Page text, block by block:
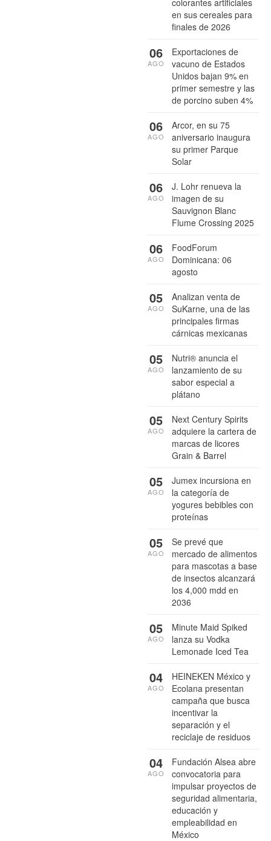
en sus cereales para
finales de 2026
Exportaciones de
vacuno de Estados
Unidos bajan 9% en
primer semestre y las
de porcino suben 4%
06
AGO
Arcor, en su 75
aniversario inaugura
su primer Parque
Solar
06
AGO
J. Lohr renueva la
imagen de su
Sauvignon Blanc
Flume Crossing 2025
06
AGO
FoodForum
Dominicana: 06
agosto
06
AGO
Analizan venta de
SuKarne, una de las
principales firmas
cárnicas mexicanas
05
AGO
Nutri® anuncia el
lanzamiento de su
sabor especial a
plátano
05
AGO
Next Century Spirits
adquiere la cartera de
marcas de licores
Grain & Barrel
05
AGO
Jumex incursiona en
la categoría de
yogures bebibles con
proteínas
05
AGO
Se prevé que
mercado de alimentos
para mascotas a base
de insectos alcanzará
los 4,000 mdd en
2036
05
AGO
Minute Maid Spiked
lanza su Vodka
Lemonade Iced Tea
05
AGO
HEINEKEN México y
Ecolana presentan
campaña que busca
incentivar la
separación y el
reciclaje de residuos
04
AGO
Fundación Alsea abre
convocatoria para
impulsar proyectos de
seguridad alimentaria,
educación y
empleabilidad en
México
04
AGO